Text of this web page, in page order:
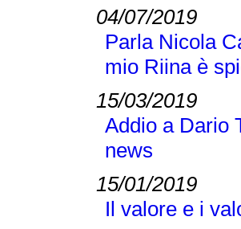
04/07/2019
Parla Nicola
mio Riina è
15/03/2019
Addio a Dario
news
15/01/2019
Il valore e i